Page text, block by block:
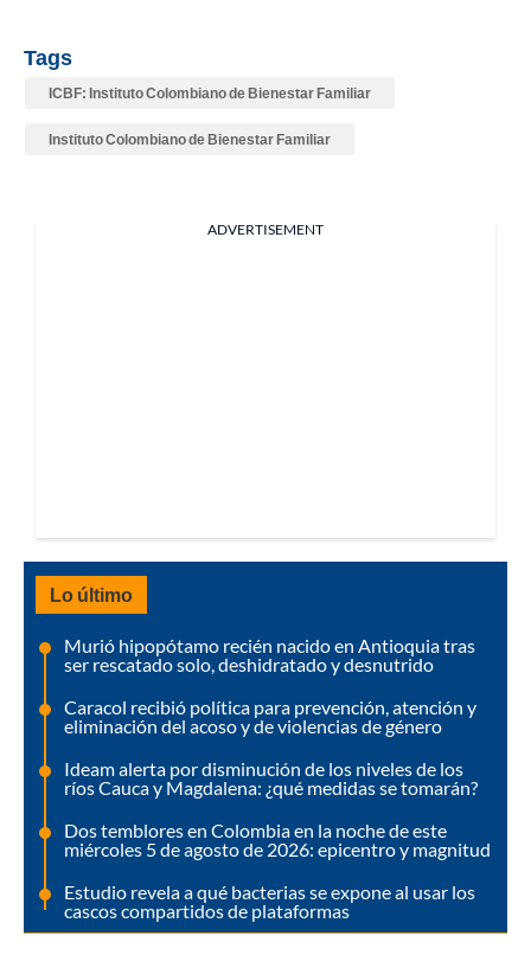
Tags
ICBF: Instituto Colombiano de Bienestar Familiar
Instituto Colombiano de Bienestar Familiar
ADVERTISEMENT
Lo último
Murió hipopótamo recién nacido en Antioquia tras
ser rescatado solo, deshidratado y desnutrido
Caracol recibió política para prevención, atención y
eliminación del acoso y de violencias de género
Ideam alerta por disminución de los niveles de los
ríos Cauca y Magdalena: ¿qué medidas se tomarán?
Dos temblores en Colombia en la noche de este
miércoles 5 de agosto de 2026: epicentro y magnitud
Estudio revela a qué bacterias se expone al usar los
cascos compartidos de plataformas